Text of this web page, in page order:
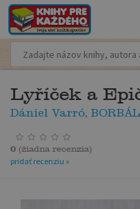
Lyříček a
Dániel Varró,
0 (žiadna recenzia)
pridať recenziu »